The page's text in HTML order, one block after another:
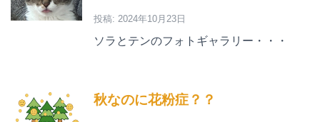
投稿: 2024年10月23日
ソラとテンのフォトギャラリー・・・
秋なのに花粉症？？